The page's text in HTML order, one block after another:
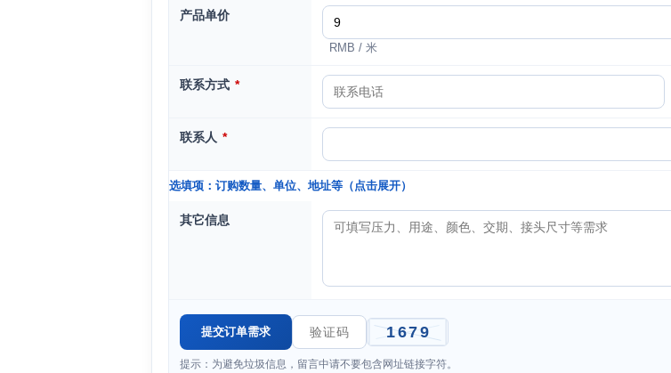
产品单价
RMB / 米
联系方式 *
联系人 *
选填项：订购数量、单位、地址等（点击展开）
其它信息
提示：为避免垃圾信息，留言中请不要包含网址链接字符。